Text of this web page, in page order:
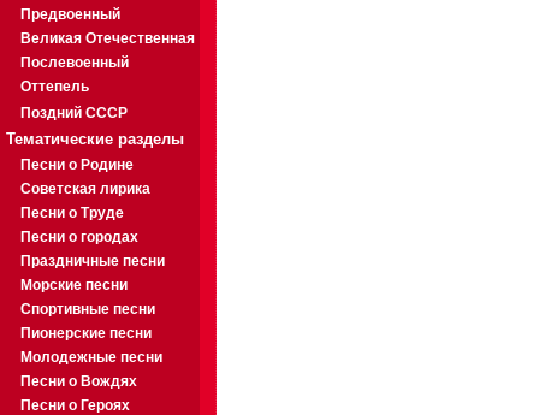
Предвоенный
Великая Отечественная
Послевоенный
Оттепель
Поздний СССР
Тематические разделы
Песни о Родине
Советская лирика
Песни о Труде
Песни о городах
Праздничные песни
Морские песни
Спортивные песни
Пионерские песни
Молодежные песни
Песни о Вождях
Песни о Героях